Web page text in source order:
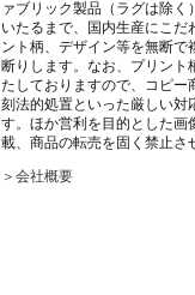
ァブリック製品（ラグは除く
いたるまで、国内生産にこだ
ント柄、デザイン等を無断で
断りします。なお、プリント
たしておりますので、コピー
刻法的処置といった厳しい対
す。ほか営利を目的とした画
載、商品の転売を固く禁止さ
＞会社概要